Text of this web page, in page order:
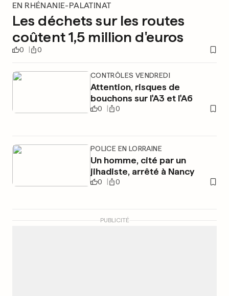
EN RHÉNANIE-PALATINAT
Les déchets sur les routes
coûtent 1,5 million d'euros
0 0
CONTRÔLES VENDREDI
Attention, risques de
bouchons sur l'A3 et l'A6
0 0
POLICE EN LORRAINE
Un homme, cité par un
jihadiste, arrêté à Nancy
0 0
PUBLICITÉ